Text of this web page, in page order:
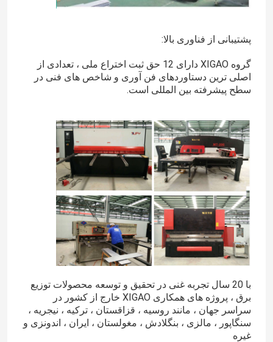
پشتیبانی از فناوری بالا:
گروه XIGAO دارای 12 حق ثبت اختراع ملی ، تعدادی از
اصلی ترین دستاوردهای فن آوری و شاخص های فنی در
سطح پیشرفته بین المللی است.
با 20 سال تجربه غنی در تحقیق و توسعه محصولات توزیع
برق ، پروژه های همکاری XIGAO خارج از کشور در
سراسر جهان ، مانند روسیه ، قزاقستان ، ترکیه ، نیجریه ،
سنگاپور ، مالزی ، بنگلادش ، مغولستان ، ایران ، اندونزی و
غیره